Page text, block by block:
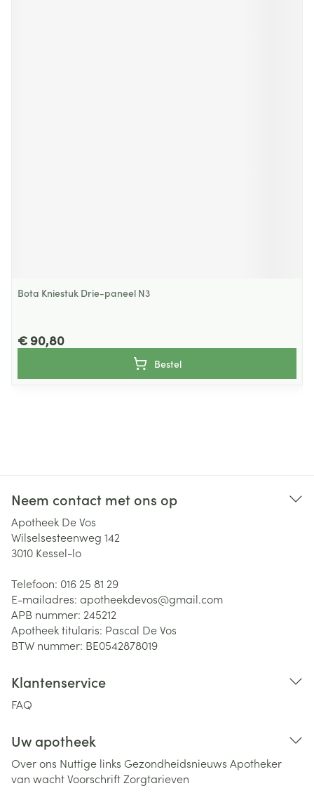
Bota Kniestuk Drie-paneel N3
€ 90,80
Bestel
Neem contact met ons op
Apotheek De Vos
Wilselsesteenweg 142
3010 Kessel-lo
Telefoon: 016 25 81 29
E-mailadres: apotheekdevos@gmail.com
APB nummer: 245212
Apotheek titularis: Pascal De Vos
BTW nummer: BE0542878019
Klantenservice
FAQ
Uw apotheek
Over ons Nuttige links Gezondheidsnieuws Apotheker
van wachtVoorschriftZorgtarieven